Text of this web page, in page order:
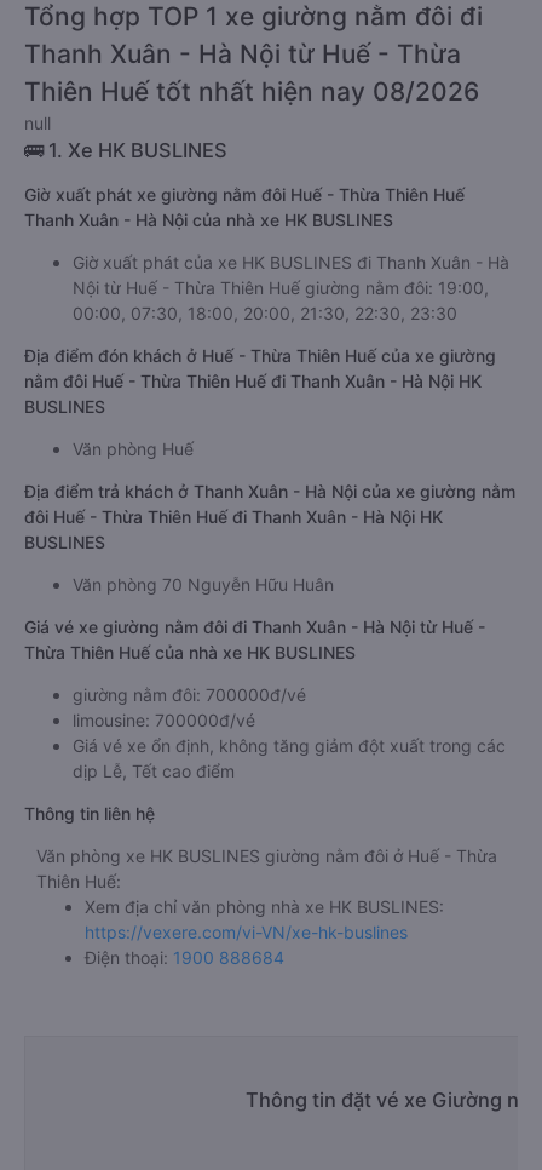
Tổng hợp TOP 1 xe giường nằm đôi đi
Thanh Xuân - Hà Nội từ Huế - Thừa
Thiên Huế tốt nhất hiện nay 08/2026
null
🚌 1. Xe HK BUSLINES
Giờ xuất phát xe giường nằm đôi Huế - Thừa Thiên Huế
Thanh Xuân - Hà Nội của nhà xe HK BUSLINES
Giờ xuất phát của xe HK BUSLINES đi Thanh Xuân - Hà
Nội từ Huế - Thừa Thiên Huế giường nằm đôi: 19:00,
00:00, 07:30, 18:00, 20:00, 21:30, 22:30, 23:30
Địa điểm đón khách ở Huế - Thừa Thiên Huế của xe giường
nằm đôi Huế - Thừa Thiên Huế đi Thanh Xuân - Hà Nội HK
BUSLINES
Văn phòng Huế
Địa điểm trả khách ở Thanh Xuân - Hà Nội của xe giường nằm
đôi Huế - Thừa Thiên Huế đi Thanh Xuân - Hà Nội HK
BUSLINES
Văn phòng 70 Nguyễn Hữu Huân
Giá vé xe giường nằm đôi đi Thanh Xuân - Hà Nội từ Huế -
Thừa Thiên Huế của nhà xe HK BUSLINES
giường nằm đôi: 700000đ/vé
limousine: 700000đ/vé
Giá vé xe ổn định, không tăng giảm đột xuất trong các
dịp Lễ, Tết cao điểm
Thông tin liên hệ
Văn phòng xe HK BUSLINES giường nằm đôi ở Huế - Thừa
Thiên Huế:
Xem địa chỉ văn phòng nhà xe HK BUSLINES:
https://vexere.com/vi-VN/xe-hk-buslines
Điện thoại: 1900 888684
Thông tin đặt vé xe Giường